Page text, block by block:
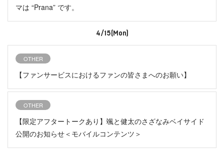
マは “Prana” です。
4/15(Mon)
OTHER
【ファンサービスにおけるファンの皆さまへのお願い】
OTHER
【限定アフタートークあり】颯と健太のさざなみベイサイド
公開のお知らせ＜モバイルコンテンツ＞